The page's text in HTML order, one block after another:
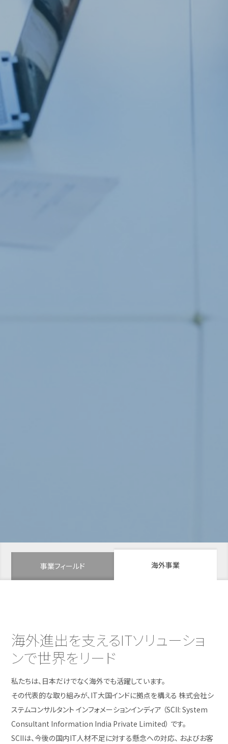
事業フィールド 海外事業
海外進出を支えるITソリューショ
ンで世界をリード
私たちは、日本だけでなく海外でも活躍しています。
その代表的な取り組みが、IT大国インドに拠点を構える 株式会社シ
ステムコンサルタント インフォメーションインディア （SCII: System
Consultant Information India Private Limited） です。
SCIIは、今後の国内IT人材不足に対する懸念への対応、 およびお客